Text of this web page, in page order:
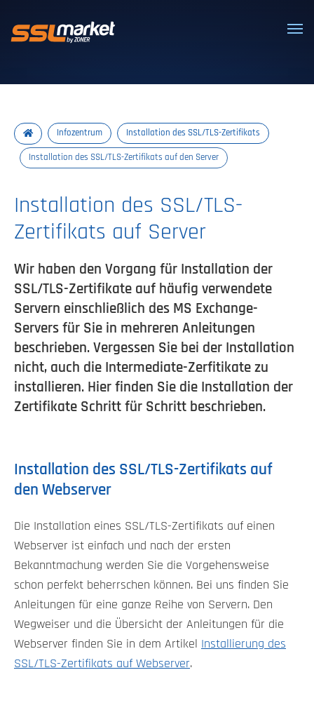
Vertrauenswürdige SSL/TLS-
Infozentrum Installation des SSL/TLS-Zertifikats
Installation des SSL/TLS-Zertifikats auf den Server
Installation des SSL/TLS-
Zertifikats auf Server
Wir haben den Vorgang für Installation der
SSL/TLS-Zertifikate auf häufig verwendete
Servern einschließlich des MS Exchange-
Servers für Sie in mehreren Anleitungen
beschrieben. Vergessen Sie bei der Installation
nicht, auch die Intermediate-Zerfitikate zu
installieren. Hier finden Sie die Installation der
Zertifikate Schritt für Schritt beschrieben.
Installation des SSL/TLS-Zertifikats auf
den Webserver
Die Installation eines SSL/TLS-Zertifikats auf einen
Webserver ist einfach und nach der ersten
Bekanntmachung werden Sie die Vorgehensweise
schon perfekt beherrschen können. Bei uns finden Sie
Anleitungen für eine ganze Reihe von Servern. Den
Wegweiser und die Übersicht der Anleitungen für die
Webserver finden Sie in dem Artikel Installierung des
SSL/TLS-Zertifikats auf Webserver.